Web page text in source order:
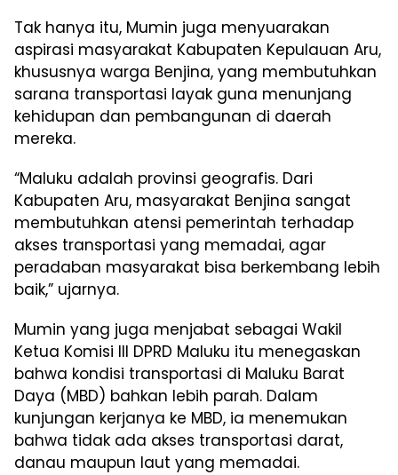
Tak hanya itu, Mumin juga menyuarakan
aspirasi masyarakat Kabupaten Kepulauan Aru,
khususnya warga Benjina, yang membutuhkan
sarana transportasi layak guna menunjang
kehidupan dan pembangunan di daerah
mereka.
“Maluku adalah provinsi geografis. Dari
Kabupaten Aru, masyarakat Benjina sangat
membutuhkan atensi pemerintah terhadap
akses transportasi yang memadai, agar
peradaban masyarakat bisa berkembang lebih
baik,” ujarnya.
Mumin yang juga menjabat sebagai Wakil
Ketua Komisi III DPRD Maluku itu menegaskan
bahwa kondisi transportasi di Maluku Barat
Daya (MBD) bahkan lebih parah. Dalam
kunjungan kerjanya ke MBD, ia menemukan
bahwa tidak ada akses transportasi darat,
danau maupun laut yang memadai.